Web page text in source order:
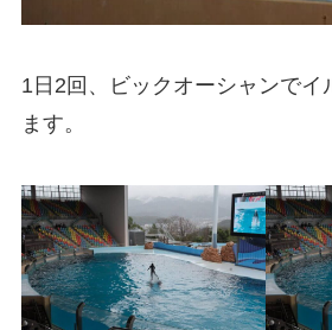
1日2回、ビックオーシャンでイ
ます。